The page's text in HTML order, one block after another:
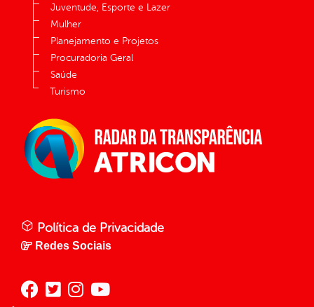
Juventude, Esporte e Lazer
Mulher
Planejamento e Projetos
Procuradoria Geral
Saúde
Turismo
Política de Privacidade
Redes Sociais